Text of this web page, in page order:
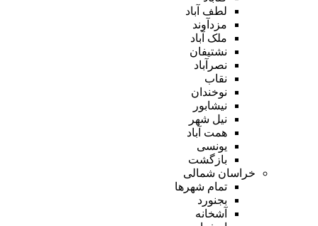
لطف آباد
مزدآوند
ملک آباد
نشتیفان
نصرآباد
نقاب
نوخندان
نیشابور
نیل شهر
همت آباد
یونسی
بازگشت
خراسان شمالی
تمام شهر‌ها
بجنورد
آشخانه